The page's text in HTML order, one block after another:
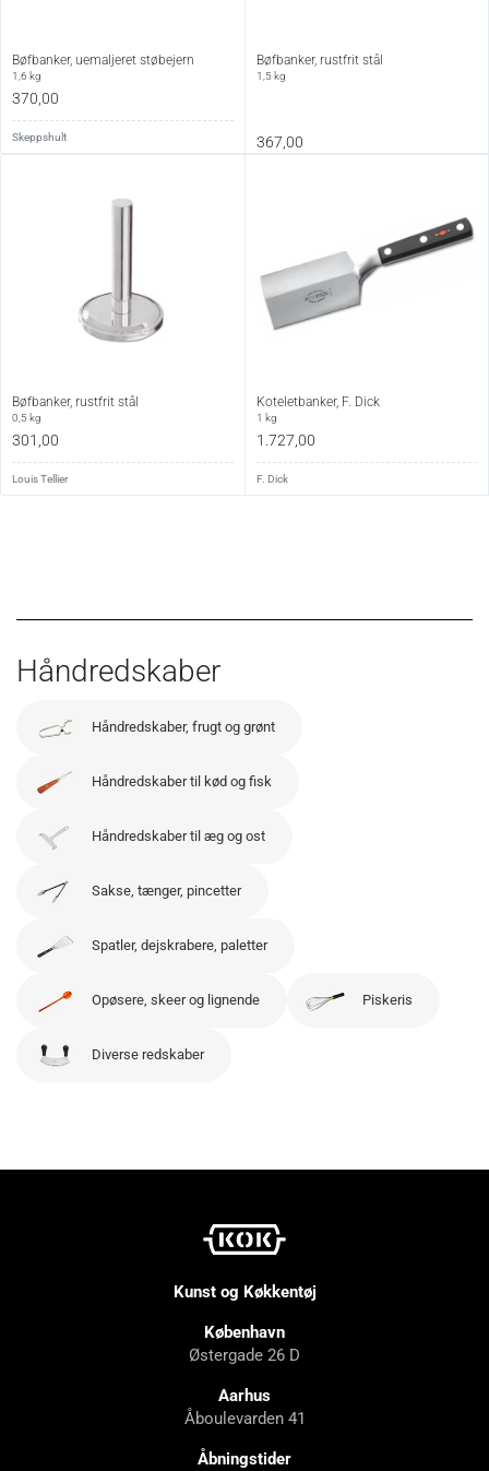
Bøfbanker, uemaljeret støbejern
1,6 kg
370,00
Skeppshult
Bøfbanker, rustfrit stål
1,5 kg
367,00
Bøfbanker, rustfrit stål
0,5 kg
301,00
Louis Tellier
Koteletbanker, F. Dick
1 kg
1.727,00
F. Dick
Håndredskaber
Håndredskaber, frugt og grønt
Håndredskaber til kød og fisk
Håndredskaber til æg og ost
Sakse, tænger, pincetter
Spatler, dejskrabere, paletter
Opøsere, skeer og lignende Piskeris
Diverse redskaber
Kunst og Køkkentøj
København
Østergade 26 D
Aarhus
Åboulevarden 41
Åbningstider